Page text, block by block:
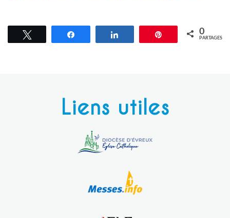
Épingle 0
PARTAGES
Liens utiles